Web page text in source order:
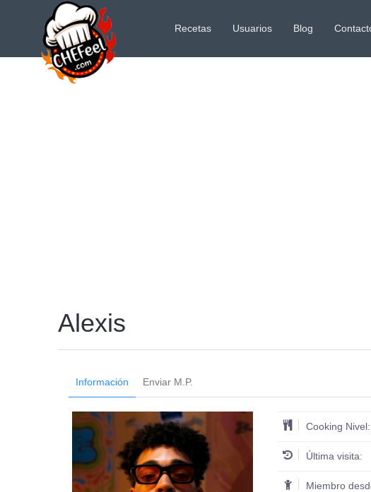
Recetas Usuarios Blog
Alexis
Información Enviar M.P.
Cooking Nivel:
Última visita:
Miembro